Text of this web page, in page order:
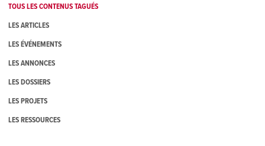
TOUS LES CONTENUS TAGUÉS
LES ARTICLES
LES ÉVÉNEMENTS
LES ANNONCES
LES DOSSIERS
LES PROJETS
LES RESSOURCES